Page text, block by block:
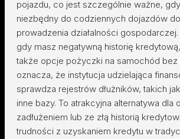
pojazdu, co jest szczególnie ważne,
niezbędny do codziennych dojazdów
prowadzenia działalności
gdy masz negatywną historię
także opcje pożyczki na samochód bez
oznacza, że instytucja udzielająca
sprawdza rejestrów dłużników, takich
inne bazy. To atrakcyjna alternatywa dla
zadłużeniem lub ze złą historią
trudności z uzyskaniem kredytu w